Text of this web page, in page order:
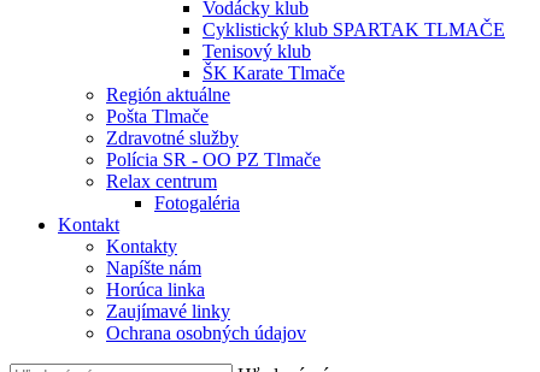
Vodácky klub
Cyklistický klub SPARTAK TLMAČE
Tenisový klub
ŠK Karate Tlmače
Región aktuálne
Pošta Tlmače
Zdravotné služby
Polícia SR - OO PZ Tlmače
Relax centrum
Fotogaléria
Kontakt
Kontakty
Napíšte nám
Horúca linka
Zaujímavé linky
Ochrana osobných údajov